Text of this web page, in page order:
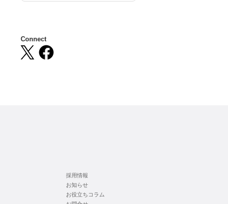
Connect
採用情報
お知らせ
お役立ちコラム